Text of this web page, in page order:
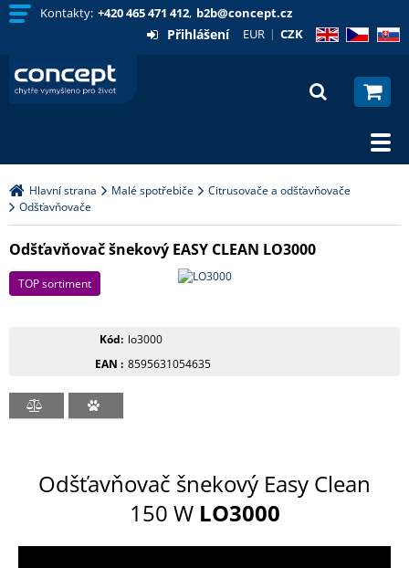
Kontakty: +420 465 471 412, b2b@concept.cz
EN CZ SK
EUR CZK
Přihlášení
Hlavní strana Malé spotřebiče
Citrusovače a odšťavňovače
Odšťavňovače
Odšťavňovač šnekový EASY CLEAN LO3000
TOP sortiment
Kód lo3000
EAN
8595631054635
Odšťavňovač šnekový Easy Clean
150 W LO3000